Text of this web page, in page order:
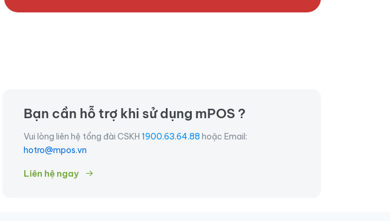
Bạn cần hỗ trợ khi sử dụng mPOS ?
Vui lòng liên hệ tổng đài CSKH 1900.63.64.88 hoặc Email:
hotro@mpos.vn
Liên hệ ngay